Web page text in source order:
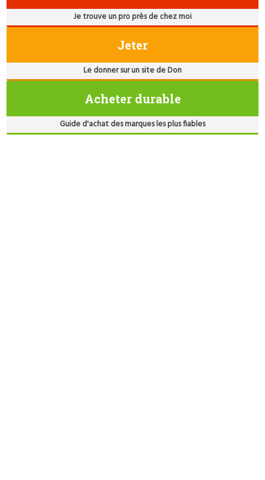
Je trouve un pro près de chez moi
Jeter
Le donner sur un site de Don
Acheter durable
Guide d'achat des marques les plus fiables